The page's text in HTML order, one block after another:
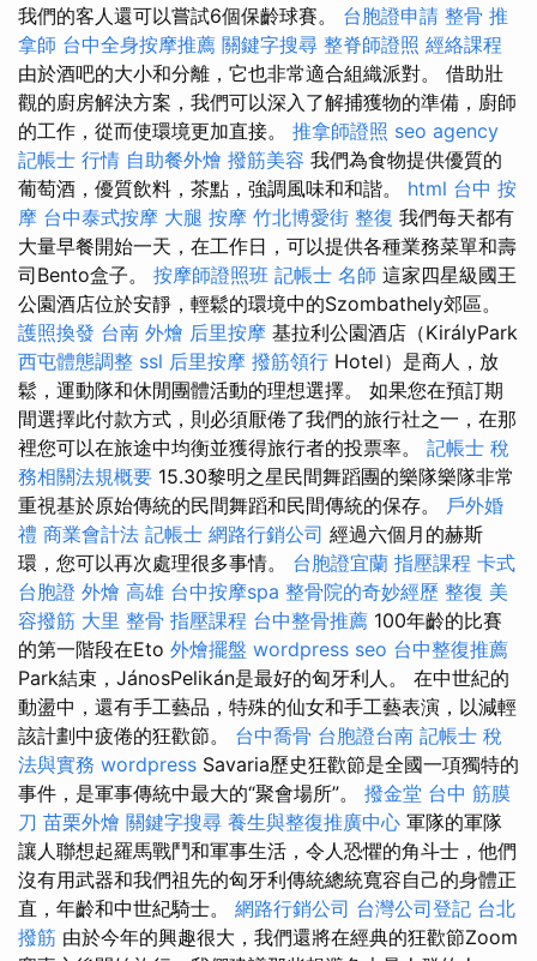
我們的客人還可以嘗試6個保齡球賽。 台胞證申請 整骨 推
拿師 台中全身按摩推薦 關鍵字搜尋 整脊師證照 經絡課程
由於酒吧的大小和分離，它也非常適合組織派對。 借助壯
觀的廚房解決方案，我們可以深入了解捕獲物的準備，廚師
的工作，從而使環境更加直接。 推拿師證照 seo agency
記帳士 行情 自助餐外燴 撥筋美容 我們為食物提供優質的
葡萄酒，優質飲料，茶點，強調風味和和諧。 html 台中 按
摩 台中泰式按摩 大腿 按摩 竹北博愛街 整復 我們每天都有
大量早餐開始一天，在工作日，可以提供各種業務菜單和壽
司Bento盒子。 按摩師證照班 記帳士 名師 這家四星級國王
公園酒店位於安靜，輕鬆的環境中的Szombathely郊區。
護照換發 台南 外燴 后里按摩 基拉利公園酒店（KirályPark
西屯體態調整 ssl 后里按摩 撥筋領行 Hotel）是商人，放
鬆，運動隊和休閒團體活動的理想選擇。 如果您在預訂期
間選擇此付款方式，則必須厭倦了我們的旅行社之一，在那
裡您可以在旅途中均衡並獲得旅行者的投票率。 記帳士 稅
務相關法規概要 15.30黎明之星民間舞蹈團的樂隊樂隊非常
重視基於原始傳統的民間舞蹈和民間傳統的保存。 戶外婚
禮 商業會計法 記帳士 網路行銷公司 經過六個月的赫斯
環，您可以再次處理很多事情。 台胞證宜蘭 指壓課程 卡式
台胞證 外燴 高雄 台中按摩spa 整骨院的奇妙經歷 整復 美
容撥筋 大里 整骨 指壓課程 台中整骨推薦 100年齡的比賽
的第一階段在Eto 外燴擺盤 wordpress seo 台中整復推薦
Park結束，JánosPelikán是最好的匈牙利人。 在中世紀的
動盪中，還有手工藝品，特殊的仙女和手工藝表演，以減輕
該計劃中疲倦的狂歡節。 台中喬骨 台胞證台南 記帳士 稅
法與實務 wordpress Savaria歷史狂歡節是全國一項獨特的
事件，是軍事傳統中最大的“聚會場所”。 撥金堂 台中 筋膜
刀 苗栗外燴 關鍵字搜尋 養生與整復推廣中心 軍隊的軍隊
讓人聯想起羅馬戰鬥和軍事生活，令人恐懼的角斗士，他們
沒有用武器和我們祖先的匈牙利傳統總統寬容自己的身體正
直，年齡和中世紀騎士。 網路行銷公司 台灣公司登記 台北
撥筋 由於今年的興趣很大，我們還將在經典的狂歡節Zoom